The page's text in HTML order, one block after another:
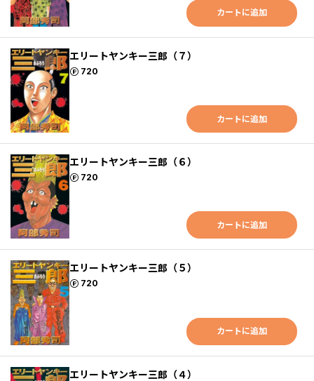
カートに追加
エリートヤンキー三郎（７）
720
ポイント
カートに追加
エリートヤンキー三郎（６）
720
ポイント
カートに追加
エリートヤンキー三郎（５）
720
ポイント
カートに追加
エリートヤンキー三郎（４）